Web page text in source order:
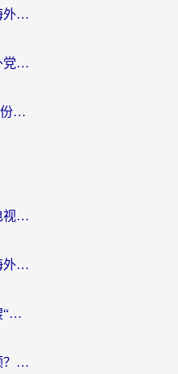
加拿大怎么玩欢乐斗地主？海外党国服游戏加速终极指南（附绝地求生未来之役300英雄实测）
在欧洲玩新寻仙总卡顿？海外党必看的国服游戏加速全攻略
海外玩第九大陆卡成PPT？这份网络加速指南帮你丝滑上分
海外用什么软件可以看国内电视？留学生亲测有效的追剧自由指南
优酷缓存视频国外能看吗？海外党追剧看片的终极解决方案来了
国外如何看优酷限制？别再搜“在日本哪个软件可以看中国电视剧”，这篇教你搞定
海外如何看映客直播回放视频？这份攻略帮你搞定（附腾讯优酷观看技巧）